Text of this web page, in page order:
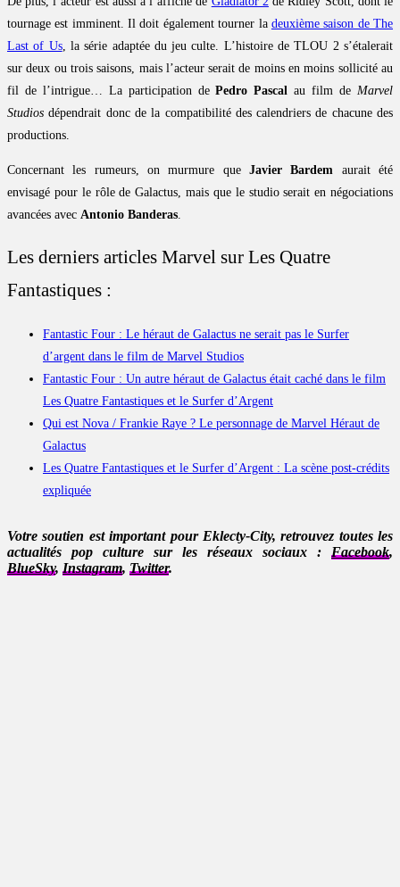
tournage est imminent. Il doit également tourner la deuxième saison de The
Last of Us, la série adaptée du jeu culte. L’histoire de TLOU 2 s’étalerait
sur deux ou trois saisons, mais l’acteur serait de moins en moins sollicité au
fil de l’intrigue… La participation dePedro Pascal au film deMarvel
Studios dépendrait donc de la compatibilité des calendriers de chacune des
productions.
Concernant les rumeurs, on murmure que Javier Bardem aurait été
envisagé pour le rôle de Galactus, mais que le studio serait en négociations
avancées avec Antonio Banderas.
Les derniers articles Marvel sur Les Quatre
Fantastiques :
Fantastic Four : Le héraut de Galactus ne serait pas le Surfer
d’argent dans le film de Marvel Studios
Fantastic Four : Un autre héraut de Galactus était caché dans le film
Les Quatre Fantastiques et le Surfer d’Argent
Qui est Nova / Frankie Raye ? Le personnage de Marvel Héraut de
Galactus
Les Quatre Fantastiques et le Surfer d’Argent : La scène post-crédits
expliquée
Votre soutien est important pour Eklecty-City, retrouvez toutes les
actualités pop culture sur les réseaux sociaux : Facebook,
BlueSky, Instagram, Twitter.